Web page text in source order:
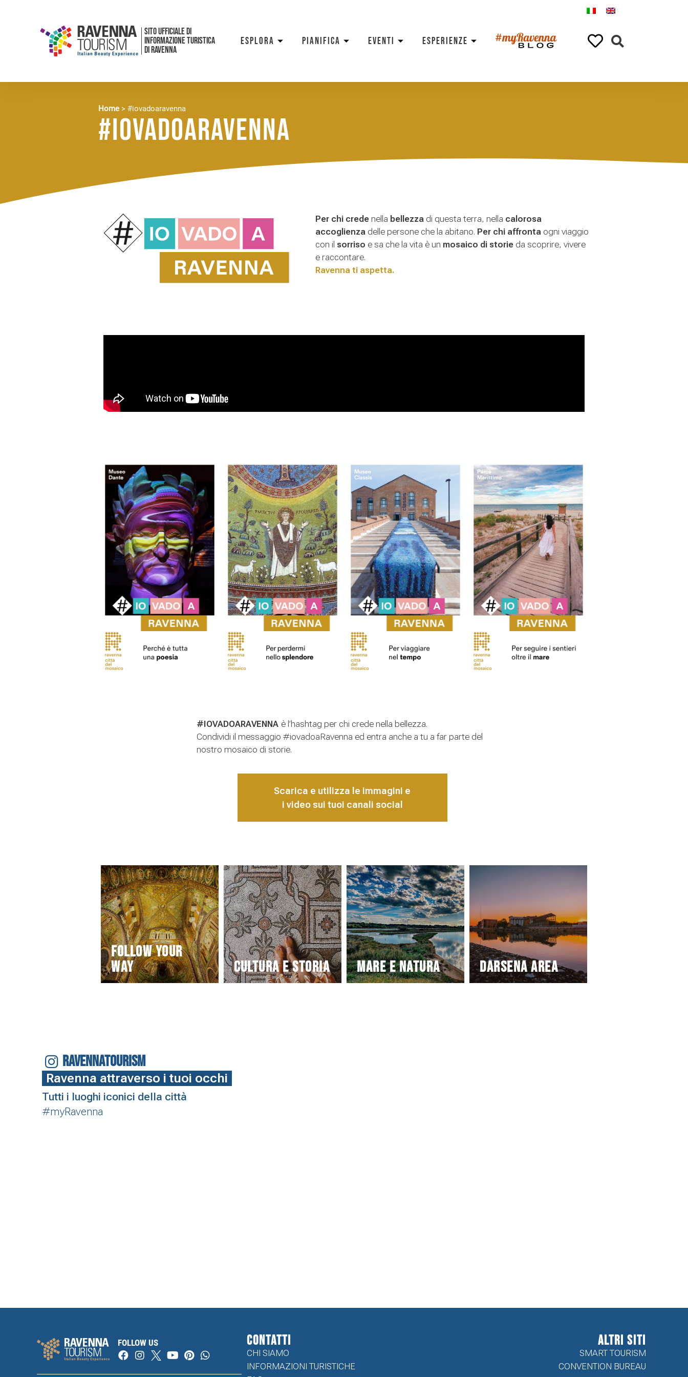
SITO UFFICIALE DI
INFORMAZIONE TURISTICA
DI RAVENNA
ESPLORA PIANIFICA EVENTI ESPERIENZE
Home > #iovadoaravenna
#iovadoaravenna
Per chi crede nella bellezza di questa terra, nella calorosa
accoglienza delle persone che la abitano. Per chi affronta ogni viaggio
con il sorriso e sa che la vita è un mosaico di storie da scoprire, vivere
e raccontare.
Ravenna ti aspetta.
#IOVADOARAVENNA è l’hashtag per chi crede nella bellezza.
Condividi il messaggio #iovadoaRavenna ed entra anche a tu a far parte del
nostro mosaico di storie.
Scarica e utilizza le immagini e
i video sui tuoi canali social
Follow your
way
#iovadoaravenna
Cultura e storia
#iovadoaravenna
Mare e natura
#iovadoaravenna
Darsena area
RAVENNATOURISM
Ravenna attraverso i tuoi occhi
Tutti i luoghi iconici della città
#myRavenna
FOLLOW US CONTATTI
CHI SIAMO
INFORMAZIONI TURISTICHE
ALTRI SITI
SMART TOURISM
CONVENTION BUREAU